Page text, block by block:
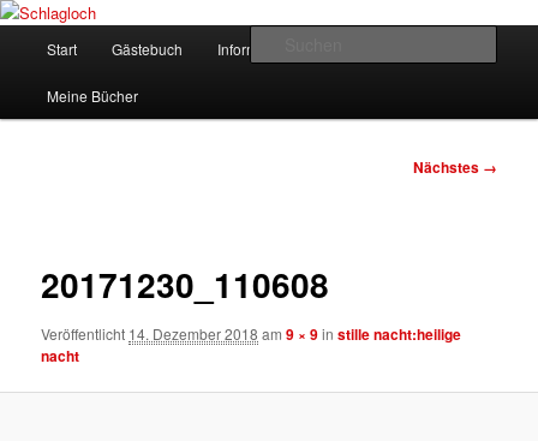
Zum
springenSchlagloch
supersberger taggedanken
Start Gästebuch Informationen
Meine Bücher
Nächstes →
20171230_110608
Veröffentlicht 14. Dezember 2018 am9 × 9instille nacht:heilige
nacht